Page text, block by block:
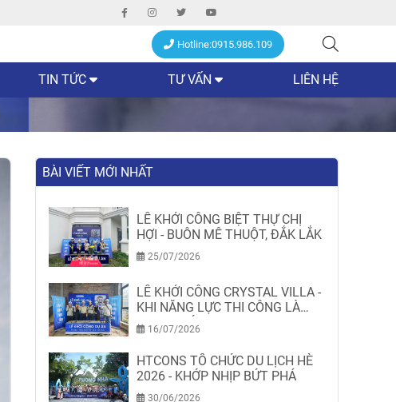
Hotline:0915.986.109
TIN TỨC TƯ VẤN LIÊN HỆ
BÀI VIẾT MỚI NHẤT
LỄ KHỞI CÔNG BIỆT THỰ CHỊ
HỢI - BUÔN MÊ THUỘT, ĐẮK LẮK
25/07/2026
LỄ KHỞI CÔNG CRYSTAL VILLA -
KHI NĂNG LỰC THI CÔNG LÀ
MINH CHỨNG
16/07/2026
HTCONS TỔ CHỨC DU LỊCH HÈ
2026 - KHỚP NHỊP BỨT PHÁ
30/06/2026